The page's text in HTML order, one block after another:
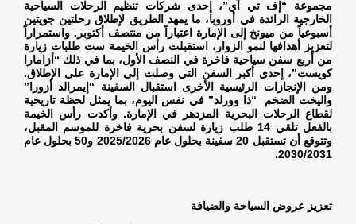
مجموعة “إف تي آي”، إحدى شركات تنظيم الرحلات السياحية
الخارجية الرائدة في أوروبا، ما يمهد الطريق لإطلاق رحلتين جويتين
أسبوعياً من ميونخ إلى الإمارة اعتباراً من منتصف أكتوبر. واستمراراً
لتعزيز أهدافها لنمو الزوار، استقبلت رأس الخيمة ست طلبات زيارة
من أربع سفن سياحية فاخرة في النصف الأول، بما في ذلك “أزامارا
كويست”، إحدى أكبر السفن التي وصلت إلى الإمارة على الإطلاق.
ومن الإنجازات الرئيسية الأخرى استقبال السفينة “إيمرالد أزورا”
واليخت الضخم “ذا وورلد” في نفس اليوم، بما يمثل لحظة تاريخية
لقطاع الرحلات البحرية المزدهر في الإمارة. وأكدت رأس الخيمة
بالفعل تلقي 14 طلب زيارة لسفن بحرية فاخرة للموسم المقبل،
وتتوقع أن تستقبل 20 سفينة بحلول عام 2025/2026 و50 بحلول عام
2030/2031
.
تعزيز عروض السياحة والضيافة